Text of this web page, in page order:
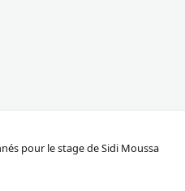
pour le stage de Sidi Moussa